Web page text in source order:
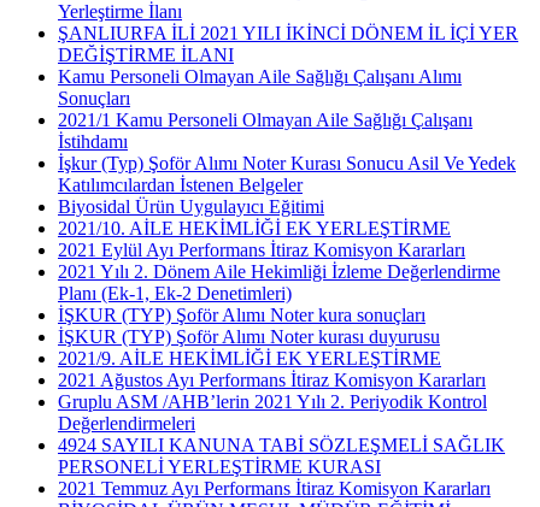
Yerleştirme İlanı
ŞANLIURFA İLİ 2021 YILI İKİNCİ DÖNEM İL İÇİ YER
DEĞİŞTİRME İLANI
Kamu Personeli Olmayan Aile Sağlığı Çalışanı Alımı
Sonuçları
2021/1 Kamu Personeli Olmayan Aile Sağlığı Çalışanı
İstihdamı
İşkur (Typ) Şoför Alımı Noter Kurası Sonucu Asil Ve Yedek
Katılımcılardan İstenen Belgeler
Biyosidal Ürün Uygulayıcı Eğitimi
2021/10. AİLE HEKİMLİĞİ EK YERLEŞTİRME
2021 Eylül Ayı Performans İtiraz Komisyon Kararları
2021 Yılı 2. Dönem Aile Hekimliği İzleme Değerlendirme
Planı (Ek-1, Ek-2 Denetimleri)
İŞKUR (TYP) Şoför Alımı Noter kura sonuçları
İŞKUR (TYP) Şoför Alımı Noter kurası duyurusu
2021/9. AİLE HEKİMLİĞİ EK YERLEŞTİRME
2021 Ağustos Ayı Performans İtiraz Komisyon Kararları
Gruplu ASM /AHB’lerin 2021 Yılı 2. Periyodik Kontrol
Değerlendirmeleri
4924 SAYILI KANUNA TABİ SÖZLEŞMELİ SAĞLIK
PERSONELİ YERLEŞTİRME KURASI
2021 Temmuz Ayı Performans İtiraz Komisyon Kararları